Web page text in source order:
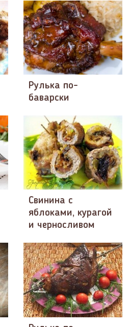
Рулька по-
баварски
Свинина с
яблоками, курагой
и черносливом